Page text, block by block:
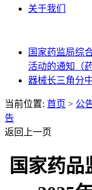
关于我们
国家药监局综
活动的通知（
器械长三角分
当前位置: 首页 > 公
告
返回上一页
国家药